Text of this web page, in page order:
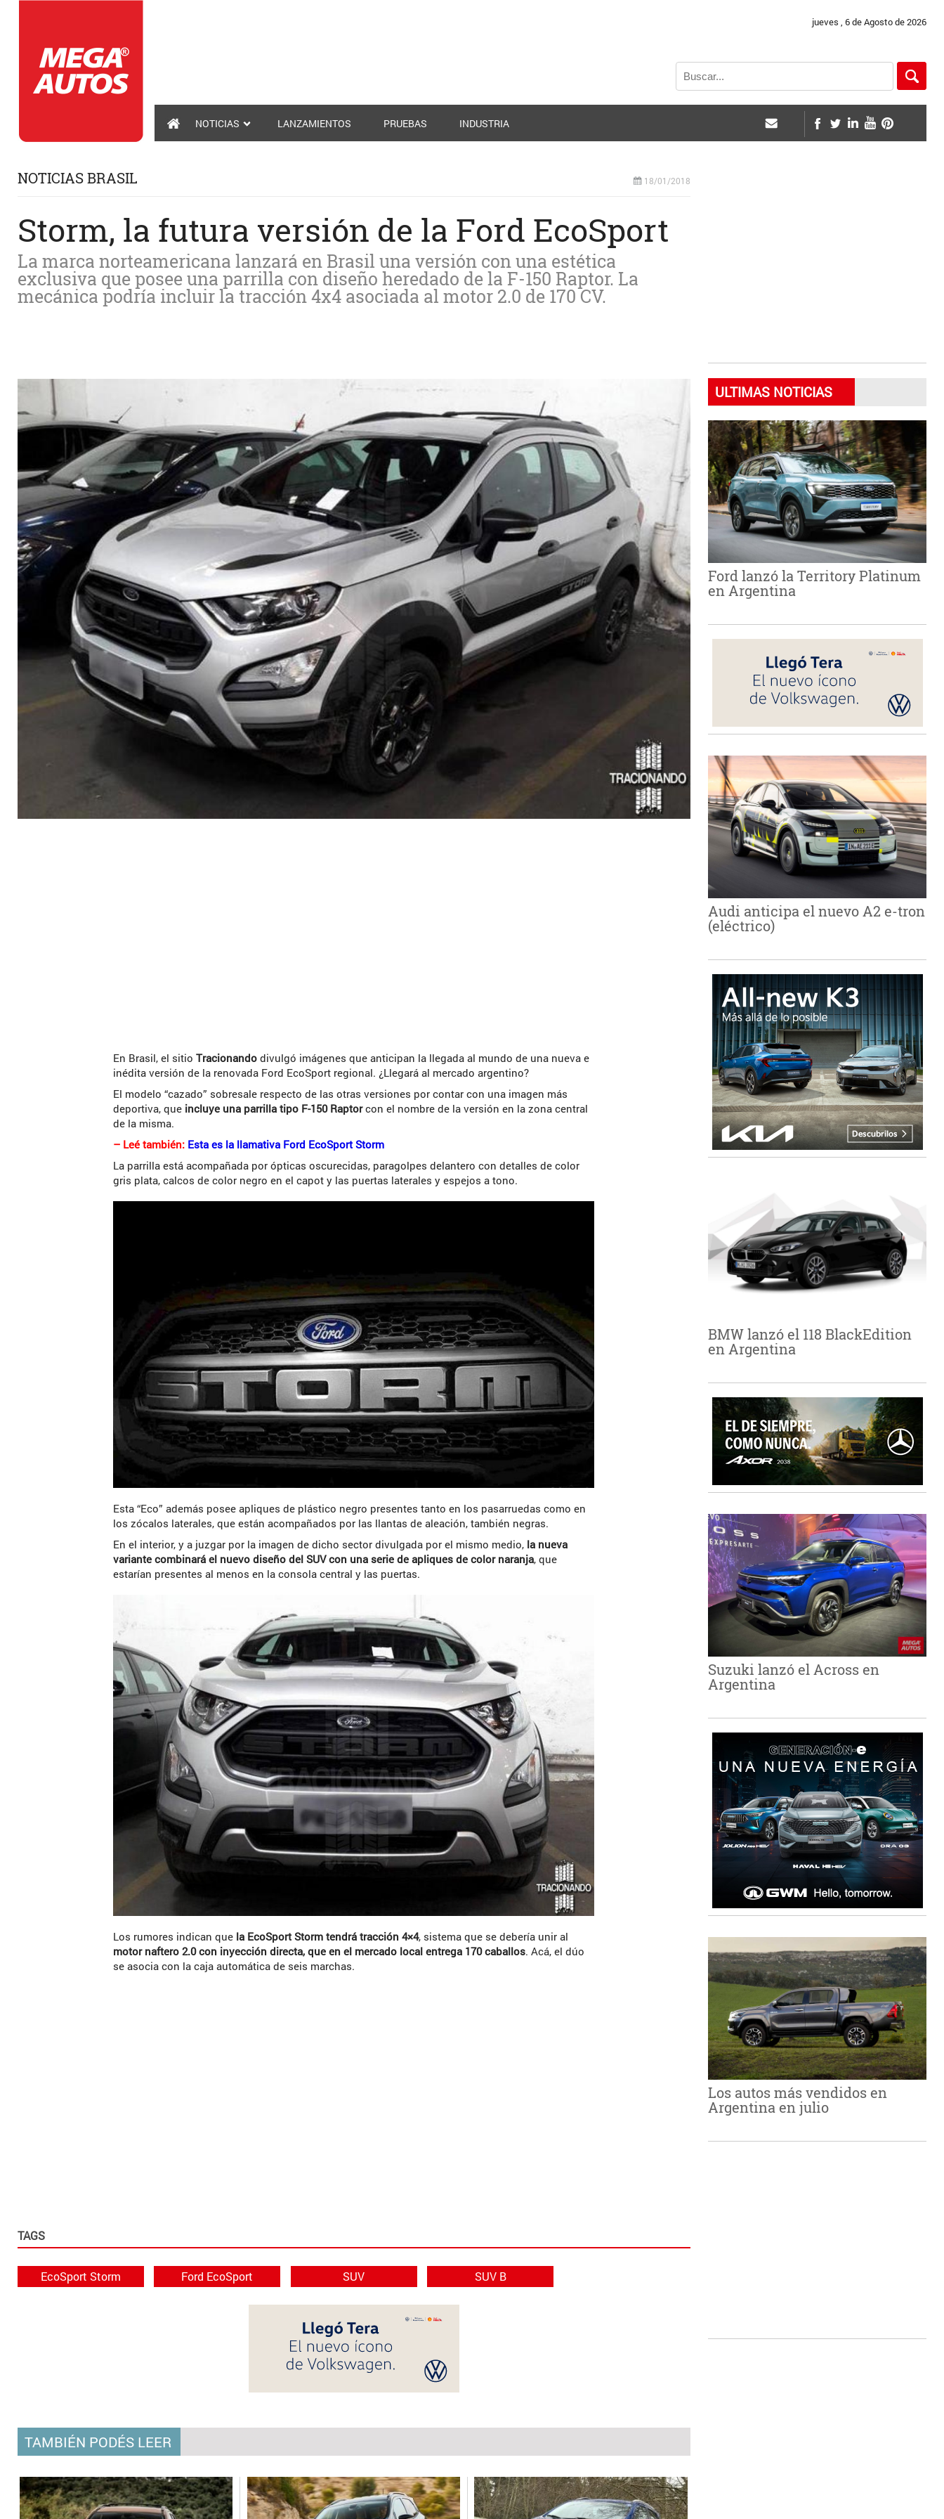
jueves , 6 de Agosto de 2026
NOTICIAS LANZAMIENTOS PRUEBAS INDUSTRIA
NOTICIAS BRASIL 18/01/2018
Storm, la futura versión de la Ford EcoSport
La marca norteamericana lanzará en Brasil una versión con una estética
exclusiva que posee una parrilla con diseño heredado de la F-150 Raptor. La
mecánica podría incluir la tracción 4x4 asociada al motor 2.0 de 170 CV.
En Brasil, el sitioTracionando divulgó imágenes que anticipan la llegada al mundo de una nueva e
inédita versión de la renovada Ford EcoSport regional. ¿Llegará al mercado argentino?
El modelo “cazado” sobresale respecto de las otras versiones por contar con una imagen más
deportiva, que incluye una parrilla tipo F-150 Raptorcon el nombre de la versión en la zona central
de la misma.
– Leé también: Esta es la llamativa Ford EcoSport Storm
La parrilla está acompañada por ópticas oscurecidas, paragolpes delantero con detalles de color
gris plata, calcos de color negro en el capot y las puertas laterales y espejos a tono.
Esta “Eco” además posee apliques de plástico negro presentes tanto en los pasarruedas como en
los zócalos laterales, que están acompañados por las llantas de aleación, también negras.
En el interior, y a juzgar por la imagen de dicho sector divulgada por el mismo medio, la nueva
variante combinará el nuevo diseño del SUV con una serie de apliques de color naranja, que
estarían presentes al menos en la consola central y las puertas.
Los rumores indican que la EcoSport Storm tendrá tracción 4×4, sistema que se debería unir al
motor naftero 2.0 con inyección directa, que en el mercado local entrega 170 caballos. Acá, el dúo
se asocia con la caja automática de seis marchas.
TAGS
EcoSport Storm Ford EcoSport SUV SUV B
TAMBIÉN PODÉS LEER
ULTIMAS NOTICIAS
Ford lanzó la Territory Platinum
en Argentina
Audi anticipa el nuevo A2 e-tron
(eléctrico)
BMW lanzó el 118 BlackEdition
en Argentina
Suzuki lanzó el Across en
Argentina
Los autos más vendidos en
Argentina en julio